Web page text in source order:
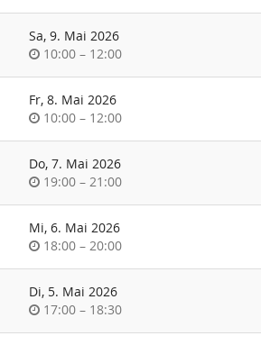
Sa, 9. Mai 2026
Uhrzeit
10:00 –bis
12:00
Fr, 8. Mai 2026
Uhrzeit
10:00 –bis
12:00
Do, 7. Mai 2026
Uhrzeit
19:00 –bis
21:00
Mi, 6. Mai 2026
Uhrzeit
18:00 –bis
20:00
Di, 5. Mai 2026
Uhrzeit
17:00 –bis
18:30